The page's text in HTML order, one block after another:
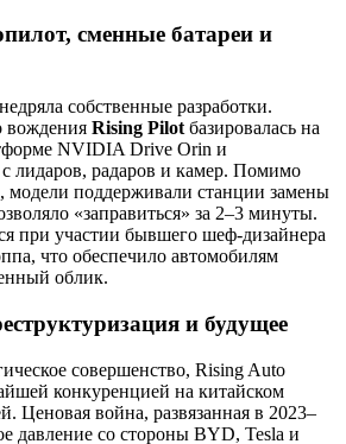
сменные батареи и
собственные разработки.
вождения Rising Pilot базировалась на
NVIDIA Drive Orin и
лидаров, радаров и камер. Помимо
модели поддерживали станции замены
«заправиться» за 2–3 минуты.
при участии бывшего шеф-дизайнера
что обеспечило автомобилям
облик.
и будущее
совершенство, Rising Auto
конкуренцией на китайском
Ценовая война, развязанная в 2023–
давление со стороны BYD, Tesla и